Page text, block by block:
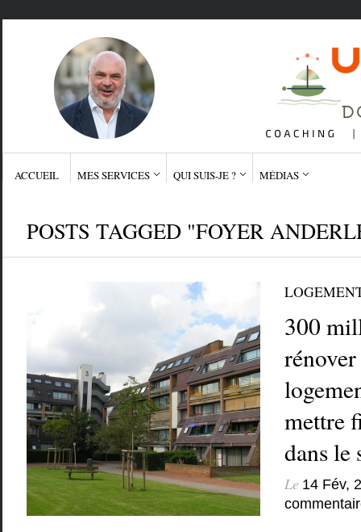
ACCUEIL MES SERVICES QUI SUIS-JE ? MÉDIAS
POSTS TAGGED "FOYER
300
mettre
dans le
Le 14 Fév,